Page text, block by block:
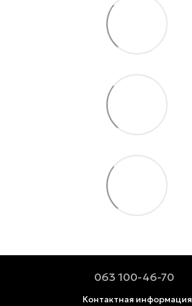
063 100-46-70
Контактная информация